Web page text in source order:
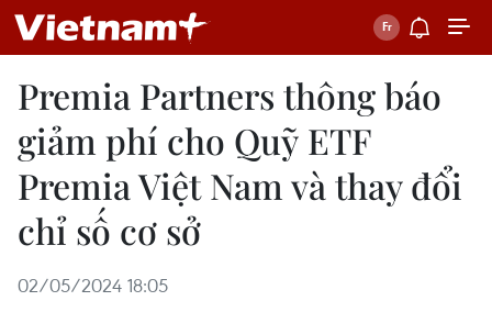
Premia Partners thông báo
giảm phí cho Quỹ ETF
Premia Việt Nam và thay đổi
chỉ số cơ sở
02/05/2024 18:05